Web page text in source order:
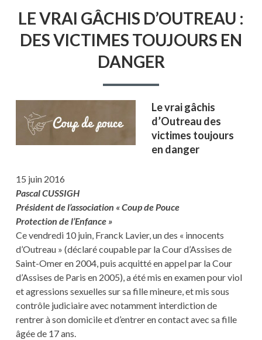
VRAI
GÂCHIS
D’OUTREAU
LE VRAI GÂCHIS D’OUTREAU :
DES VICTIMES TOUJOURS EN
DANGER
Le vrai gâchis
d’Outreau des
victimes toujours
en danger
15 juin 2016
Pascal CUSSIGH
Président de l’association « Coup de Pouce
Protection de l’Enfance »
Ce vendredi 10 juin, Franck Lavier, un des « innocents
d’Outreau » (déclaré coupable par la Cour d’Assises de
Saint-Omer en 2004, puis acquitté en appel par la Cour
d’Assises de Paris en 2005), a été mis en examen pour viol
et agressions sexuelles sur sa fille mineure, et mis sous
contrôle judiciaire avec notamment interdiction de
rentrer à son domicile et d’entrer en contact avec sa fille
âgée de 17 ans.